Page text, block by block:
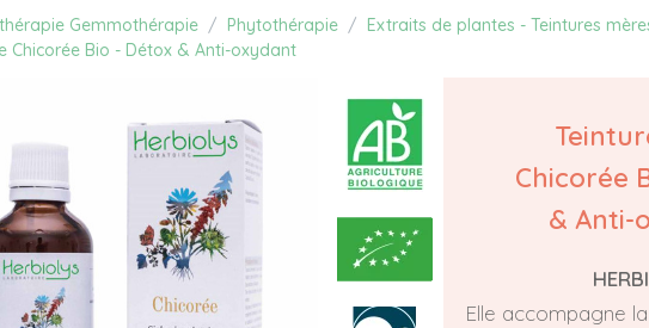
Gemmothérapie Phytothérapie Extraits de plantes - Teintures
Chicorée Bio - Détox & Anti-oxydant
Chicorée
& Anti-
Elle accompagne